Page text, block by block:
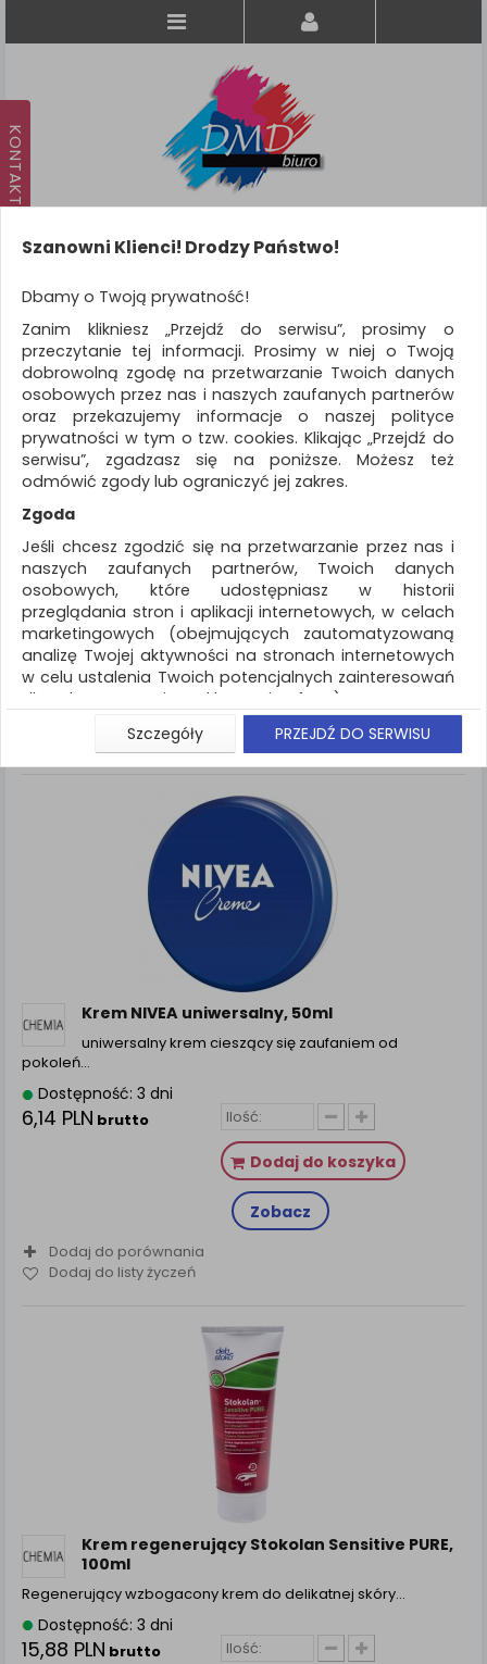
KATEGORIE
WSZYSTKIE KATEGORIE
FILTRY
Więcej
REKLAMA
AKTUALNOŚCI
Artykuły higieniczne i dozowniki Kremy
ZNALEZIONYCH PRODUKTÓW: 2 Porównaj (0 )
Sortuj po Standardowe
Siatka Lista
Krem NIVEA uniwersalny, 50ml
uniwersalny krem cieszący się zaufaniem od
pokoleń…
Dostępność: 3 dni
6,14 PLN brutto
Dodaj do koszyka
Zobacz
Dodaj do porównania
Dodaj do listy życzeń
Krem regenerujący Stokolan Sensitive PURE,
100ml
Regenerujący wzbogacony krem do delikatnej skóry…
Dostępność: 3 dni
15,88 PLN brutto
Szanowni Klienci! Drodzy Państwo!
Dbamy o Twoją prywatność!
Zanim klikniesz „Przejdź do serwisu”, prosimy o
przeczytanie tej informacji. Prosimy w niej o Twoją
dobrowolną zgodę na przetwarzanie Twoich danych
osobowych przez nas i naszych zaufanych partnerów
oraz przekazujemy informacje o naszej polityce
prywatności w tym o tzw. cookies. Klikając „Przejdź do
serwisu”, zgadzasz się na poniższe. Możesz też
odmówić zgody lub ograniczyć jej zakres.
Zgoda
Jeśli chcesz zgodzić się na przetwarzanie przez nas i
naszych zaufanych partnerów, Twoich danych
osobowych, które udostępniasz w historii
przeglądania stron i aplikacji internetowych, w celach
marketingowych (obejmujących zautomatyzowaną
analizę Twojej aktywności na stronach internetowych
w celu ustalenia Twoich potencjalnych zainteresowań
dla dostosowania reklamy i oferty), w tym na
umieszczanie tzw. cookies na Twoich urządzeniach i
ich odczytywanie, kliknij przycisk „Przejdź do serwisu”.
Jeśli nie chcesz wyrazić zgody lub ograniczyć jej
zakres, kliknij „Szczegóły”, gdzie znajdziesz wszelkie
informacje o tym jak to zrobić . Te same informacje
znajdziesz także na podstronie z naszą polityką
prywatności obowiązującą od 25 maja 2018.
W przypadku użytkowników zalogowanych, aby
umożliwić prawidłową realizację Umowy z Państwem i
związane z tym prawidłowe działanie naszej strony
www, a w szczególności np. wysłanie potwierdzenia
zamówienia na Państwa email lub wyświetlenie
Państwu prawidłowych informacji o promocjach czy
cenach indywidualnych, ważna jest Państwa
wcześniejsza zgoda której udzieliliście podczas
zakładania konta.
Każda Państwa zgoda jest dobrowolna i można ją w
dowolnym momencie wycofać.
Polityka prywatności (rozwiń)
Klauzula Informacyjna (rozwiń)
Lista Zaufanych Partnerów (rozwiń)
Szczegóły PRZEJDŹ DO SERWISU